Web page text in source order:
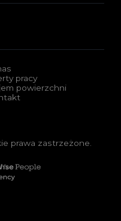
pracy
powierzchni
prawa zastrzeżone.